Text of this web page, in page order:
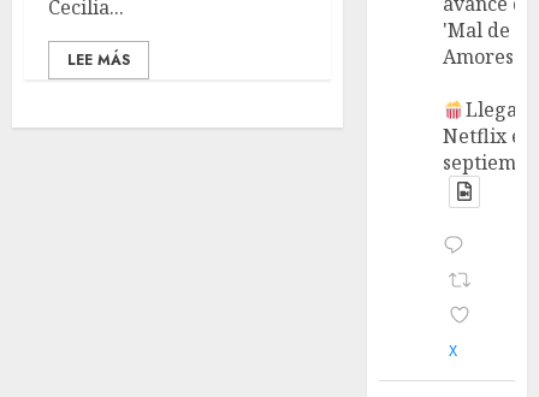
Cecilia...
LEE MÁS
'Mal de
Amores'.
Llega a
Netflix en
X